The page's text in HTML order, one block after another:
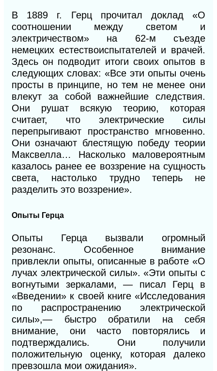
В 1889 г. Герц прочитал доклад «О
соотношении между светом и
электричеством» на 62-м съезде
немецких естествоиспытателей и врачей.
Здесь он подводит итоги своих опытов в
следующих словах: «Все эти опыты очень
просты в принципе, но тем не менее они
влекут за собой важнейшие следствия.
Они рушат всякую теорию, которая
считает, что электрические силы
перепрыгивают пространство мгновенно.
Они означают блестящую победу теории
Максвелла… Насколько маловероятным
казалось ранее ее воззрение на сущность
света, настолько трудно теперь не
разделить это воззрение».
Опыты Герца
Опыты Герца вызвали огромный
резонанс. Особенное внимание
привлекли опыты, описанные в работе «О
лучах электрической силы». «Эти опыты с
вогнутыми зеркалами, — писал Герц в
«Введении» к своей книге «Исследования
по распространению электрической
силы»,— быстро обратили на себя
внимание, они часто повторялись и
подтверждались. Они получили
положительную оценку, которая далеко
превзошла мои ожидания».